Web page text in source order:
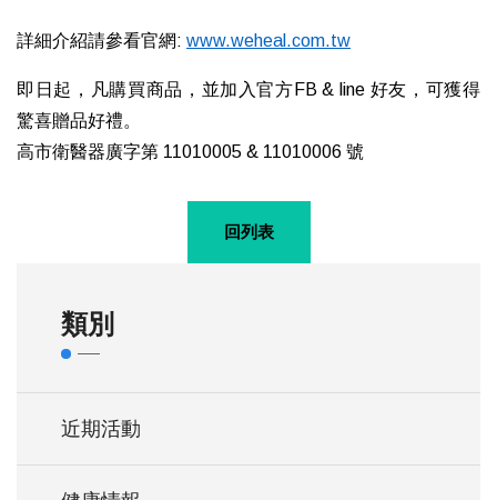
詳細介紹請參看官網: www.weheal.com.tw
即日起，凡購買商品，並加入官方FB & line 好友，可獲得
驚喜贈品好禮。
高市衛醫器廣字第 11010005 & 11010006 號
回列表
類別
近期活動